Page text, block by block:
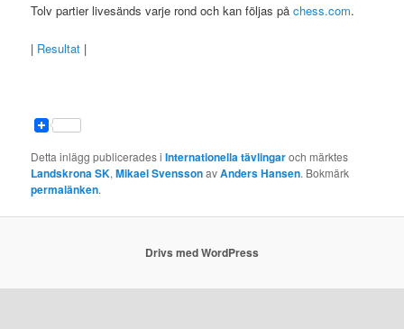
Tolv partier livesänds varje rond och kan följas påchess.com.
| Resultat |
Detta inlägg publicerades iInternationella tävlingaroch märktes
Landskrona SK,Mikael SvenssonavAnders Hansen. Bokmärk
permalänken.
Drivs med WordPress